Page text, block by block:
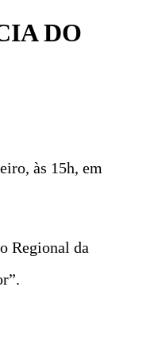
DO
às 15h, em
Regional da